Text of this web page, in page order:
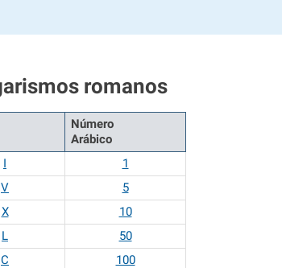
romanos
Número
Arábico
I
1
V
5
X
10
L
50
C
100